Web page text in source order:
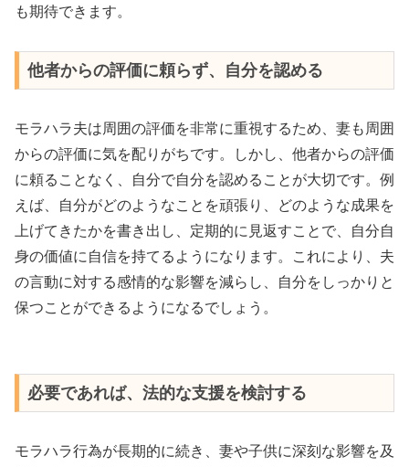
も期待できます。
他者からの評価に頼らず、自分を認める
モラハラ夫は周囲の評価を非常に重視するため、妻も周囲
からの評価に気を配りがちです。しかし、他者からの評価
に頼ることなく、自分で自分を認めることが大切です。例
えば、自分がどのようなことを頑張り、どのような成果を
上げてきたかを書き出し、定期的に見返すことで、自分自
身の価値に自信を持てるようになります。これにより、夫
の言動に対する感情的な影響を減らし、自分をしっかりと
保つことができるようになるでしょう。
必要であれば、法的な支援を検討する
モラハラ行為が長期的に続き、妻や子供に深刻な影響を及